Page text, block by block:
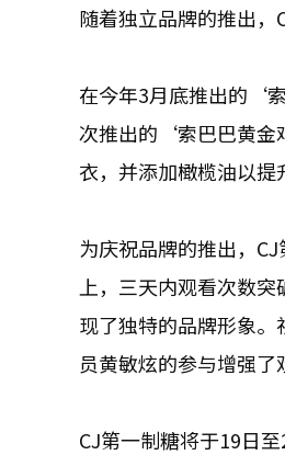
随着独立品牌的推出
在今年3月底推出的‘
次推出的‘索巴巴黄金
衣，并添加橄榄油以提
为庆祝品牌的推出，
上，三天内观看次数
现了独特的品牌形象
员黄敏炫的参与增强了
CJ第一制糖将于19日